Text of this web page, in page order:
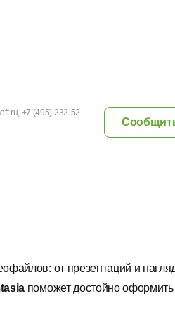
от презентаций и
поможет достойно
+7 (495) 232-52-